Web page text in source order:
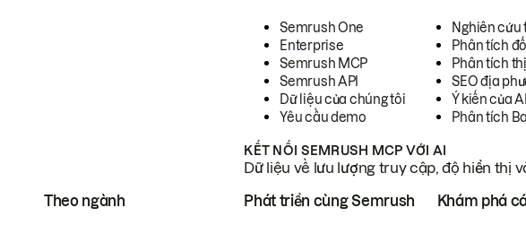
Semrush One
Enterprise
Semrush MCP
Semrush API
Dữ liệu của chúng tôi
Yêu cầu demo
Nghiên cứu
Phân tích
Phân tích
SEO địa
Ý kiến của
Phân tích
KẾT NỐI SEMRUSH MCP VỚI AI
Dữ liệu về lưu lượng truy cập, độ hiển thị
Theo ngành Phát triển cùng Semrush Khám phá